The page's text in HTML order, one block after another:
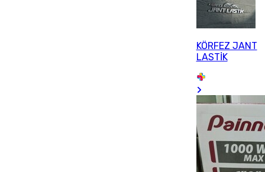
KÖRFEZ JANT
LASTİK